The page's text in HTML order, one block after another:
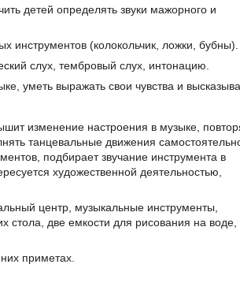
детей определять звуки мажорного и
инструментов (колокольчик, ложки, бубны).
слух, тембровый слух, интонацию.
уметь выражать свои чувства и
изменение настроения в музыке,
танцевальные движения
подбирает звучание инструмента в
художественной деятельностью,
центр, музыкальные инструменты,
стола, две емкости для рисования на воде,
приметах.